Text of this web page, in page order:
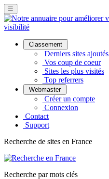
☰
Classement
Derniers sites ajoutés
Vos coup de coeur
Sites les plus visités
Top referrers
Webmaster
Créer un compte
Connexion
Contact
Support
Recherche de sites en France
Recherche par mots clés